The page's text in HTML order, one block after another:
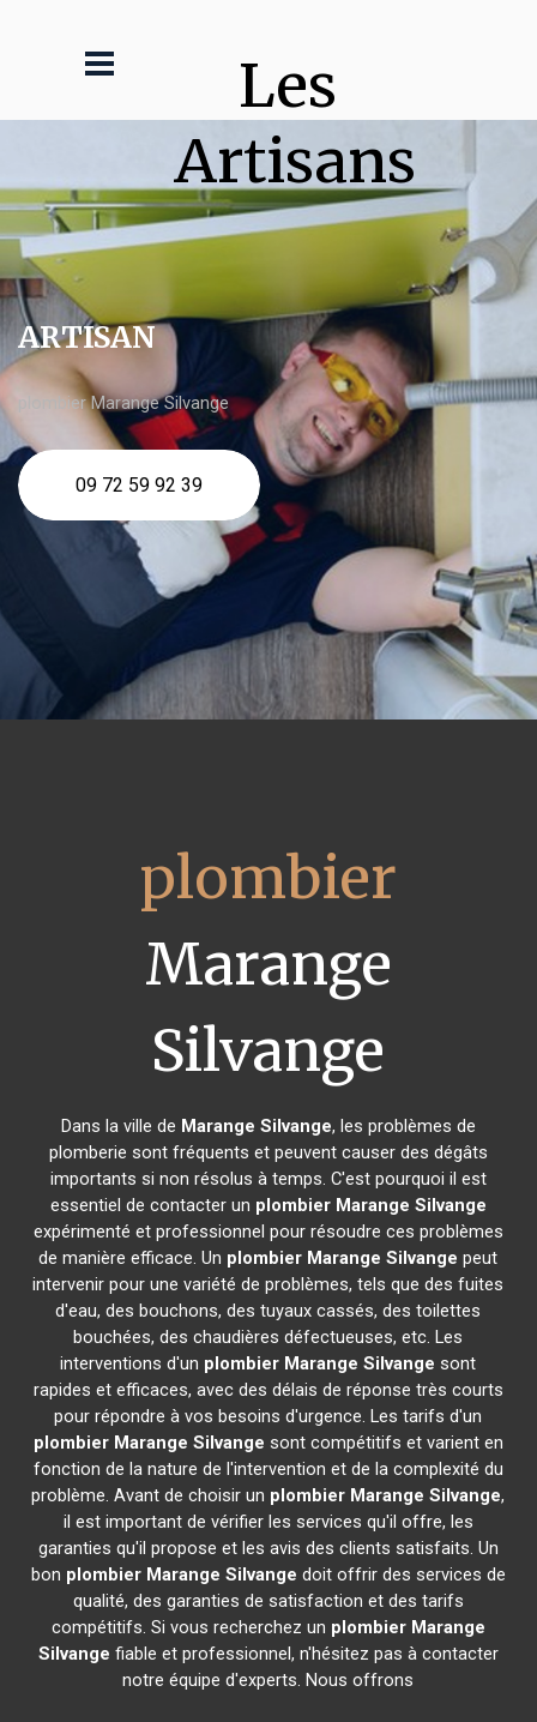
Les
Artisans
ARTISAN
plombier Marange Silvange
09 72 59 92 39
plombier
Marange
Silvange
Dans la ville de Marange Silvange, les problèmes de
plomberie sont fréquents et peuvent causer des dégâts
importants si non résolus à temps. C'est pourquoi il est
essentiel de contacter un plombier Marange Silvange
expérimenté et professionnel pour résoudre ces problèmes
de manière efficace. Un plombier Marange Silvange peut
intervenir pour une variété de problèmes, tels que des fuites
d'eau, des bouchons, des tuyaux cassés, des toilettes
bouchées, des chaudières défectueuses, etc. Les
interventions d'un plombier Marange Silvange sont
rapides et efficaces, avec des délais de réponse très courts
pour répondre à vos besoins d'urgence. Les tarifs d'un
plombier Marange Silvange sont compétitifs et varient en
fonction de la nature de l'intervention et de la complexité du
problème. Avant de choisir un plombier Marange Silvange,
il est important de vérifier les services qu'il offre, les
garanties qu'il propose et les avis des clients satisfaits. Un
bon plombier Marange Silvange doit offrir des services de
qualité, des garanties de satisfaction et des tarifs
compétitifs. Si vous recherchez un plombier Marange
Silvange fiable et professionnel, n'hésitez pas à contacter
notre équipe d'experts. Nous offrons